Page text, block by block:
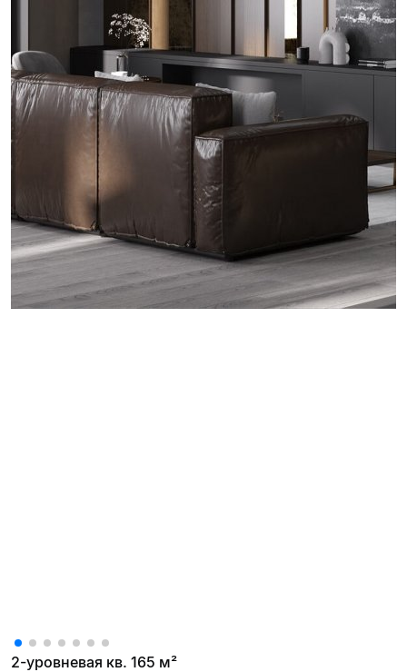
2-уровневая кв. 165 м²